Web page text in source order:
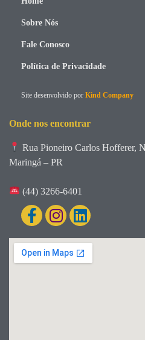
Sobre Nós
Fale Conosco
Política de Privacidade
Site desenvolvido por Kind Company
Onde nos encontrar
Rua Pioneiro Carlos Hofferer,
Maringá – PR
(44) 3266-6401